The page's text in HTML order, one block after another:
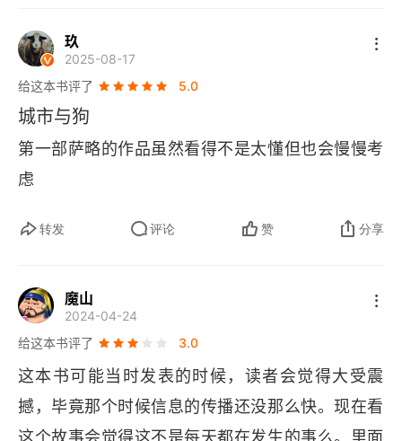
尾声
玖
2025-08-17
给这本书评了
5.0
城市与狗
第一部萨略的作品虽然看得不是太懂但也会慢慢考
虑
转发 评论 赞 分享
魔山
2024-04-24
给这本书评了
3.0
这本书可能当时发表的时候，读者会觉得大受震
撼，毕竟那个时候信息的传播还没那么快。现在看
这个故事会觉得这不是每天都在发生的事么。里面